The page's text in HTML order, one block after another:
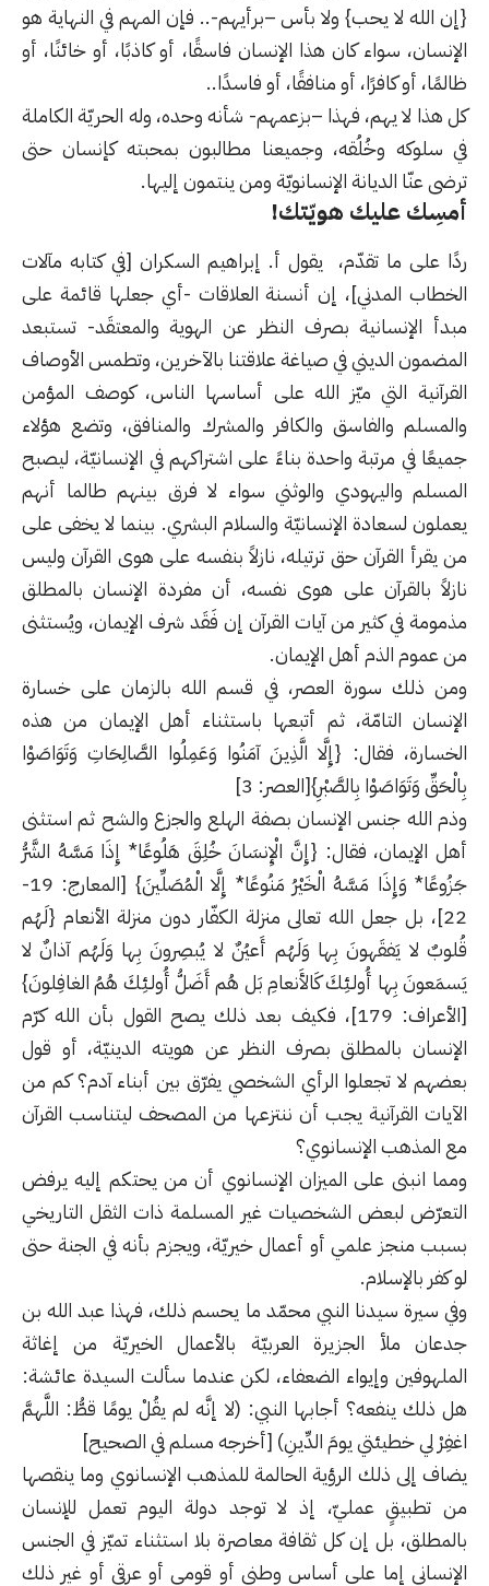
{إن الله لا يحب} ولا بأس –برأيهم-.. فإن المهم في النهاية هو
الإنسان، سواء كان هذا الإنسان فاسقًا، أو كاذبًا، أو خائنًا، أو
ظالمًا، أو كافرًا، أو منافقًا، أو فاسدًا..
كل هذا لا يهم، فهذا –بزعمهم- شأنه وحده، وله الحريّة الكاملة
في سلوكه وخُلُقه، وجميعنا مطالبون بمحبته كإنسان حتى
ترضى عنّا الديانة الإنسانويّة ومن ينتمون إليها.
أمسِك عليك هويّتك!
ردًا على ما تقدّم، يقول أ. إبراهيم السكران [في كتابه مآلات
الخطاب المدني]، إن أنسنة العلاقات -أي جعلها قائمة على
مبدأ الإنسانية بصرف النظر عن الهوية والمعتقَد- تستبعد
المضمون الديني في صياغة علاقتنا بالآخرين، وتطمس الأوصاف
القرآنية التي ميّز الله على أساسها الناس، كوصف المؤمن
والمسلم والفاسق والكافر والمشرك والمنافق، وتضع هؤلاء
جميعًا في مرتبة واحدة بناءً على اشتراكهم في الإنسانيّة، ليصبح
المسلم واليهودي والوثني سواء لا فرق بينهم طالما أنهم
يعملون لسعادة الإنسانيّة والسلام البشري. بينما لا يخفى على
من يقرأ القرآن حق ترتيله، نازلاً بنفسه على هوى القرآن وليس
نازلاً بالقرآن على هوى نفسه، أن مفردة الإنسان بالمطلق
مذمومة في كثير من آيات القرآن إن فَقَد شرف الإيمان، ويُستثنى
من عموم الذم أهل الإيمان.
ومن ذلك سورة العصر، في قسم الله بالزمان على خسارة
الإنسان التامّة، ثم أتبعها باستثناء أهل الإيمان من هذه
الخسارة، فقال: {إِلَّا الَّذِينَ آمَنُوا وَعَمِلُوا الصَّالِحَاتِ وَتَوَاصَوْا
بِالْحَقِّ وَتَوَاصَوْا بِالصَّبْرِ}[العصر: 3]
وذم الله جنس الإنسان بصفة الهلع والجزع والشح ثم استثنى
أهل الإيمان، فقال: {إِنَّ الْإِنسَانَ خُلِقَ هَلُوعًا* إِذَا مَسَّهُ الشَّرُّ
جَزُوعًا* وَإِذَا مَسَّهُ الْخَيْرُ مَنُوعًا* إِلَّا الْمُصَلِّينَ} [المعارج: 19-
22]، بل جعل الله تعالى منزلة الكفّار دون منزلة الأنعام {لَهُم
قُلوبٌ لا يَفقَهونَ بِها وَلَهُم أَعيُنٌ لا يُبصِرونَ بِها وَلَهُم آذانٌ لا
يَسمَعونَ بِها أُولـئِكَ كَالأَنعامِ بَل هُم أَضَلُّ أُولـئِكَ هُمُ الغافِلونَ}
[الأعراف: 179]، فكيف بعد ذلك يصح القول بأن الله كرّم
الإنسان بالمطلق بصرف النظر عن هويته الدينيّة، أو قول
بعضهم لا تجعلوا الرأي الشخصي يفرّق بين أبناء آدم؟ كم من
الآيات القرآنية يجب أن ننتزعها من المصحف ليتناسب القرآن
مع المذهب الإنسانوي؟
ومما انبنى على الميزان الإنسانوي أن من يحتكم إليه يرفض
التعرّض لبعض الشخصيات غير المسلمة ذات الثقل التاريخي
بسبب منجز علمي أو أعمال خيريّة، ويجزم بأنه في الجنة حتى
لو كفر بالإسلام.
وفي سيرة سيدنا النبي محمّد ما يحسم ذلك، فهذا عبد الله بن
جدعان ملأ الجزيرة العربيّة بالأعمال الخيريّة من إغاثة
الملهوفين وإيواء الضعفاء، لكن عندما سألت السيدة عائشة:
هل ذلك ينفعه؟ أجابها النبي: (لا إنَّه لم يقُلْ يومًا قطُّ: اللَّهمَّ
اغفِرْ لي خطيئتي يومَ الدِّينِ) [أخرجه مسلم في الصحيح]
يضاف إلى ذلك الرؤية الحالمة للمذهب الإنسانوي وما ينقصها
من تطبيقٍ عمليّ، إذ لا توجد دولة اليوم تعمل للإنسان
بالمطلق، بل إن كل ثقافة معاصرة بلا استثناء تميّز في الجنس
الإنساني إما على أساس وطني أو قومي أو عرقي أو غير ذلك